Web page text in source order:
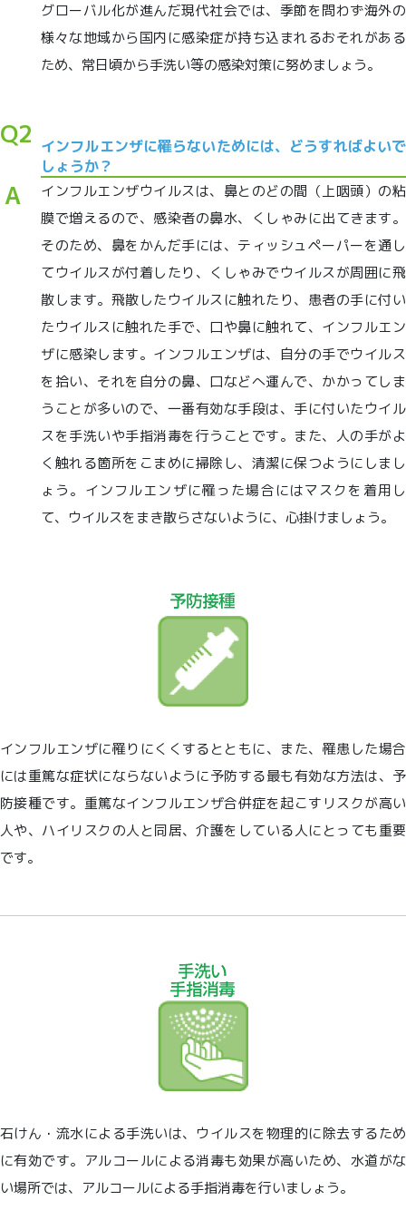
グローバル化が進んだ現代社会では、季節を問わず海外の
様々な地域から国内に感染症が持ち込まれるおそれがある
ため、常日頃から手洗い等の感染対策に努めましょう。
Q2 インフルエンザに罹らないためには、どうすればよいで
しょうか？
インフルエンザウイルスは、鼻とのどの間（上咽頭）の粘
膜で増えるので、感染者の鼻水、くしゃみに出てきます。
そのため、鼻をかんだ手には、ティッシュペーパーを通し
てウイルスが付着したり、くしゃみでウイルスが周囲に飛
散します。飛散したウイルスに触れたり、患者の手に付い
たウイルスに触れた手で、口や鼻に触れて、インフルエン
ザに感染します。インフルエンザは、自分の手でウイルス
を拾い、それを自分の鼻、口などへ運んで、かかってしま
うことが多いので、一番有効な手段は、手に付いたウイル
スを手洗いや手指消毒を行うことです。また、人の手がよ
く触れる箇所をこまめに掃除し、清潔に保つようにしまし
ょう。インフルエンザに罹った場合にはマスクを着用し
て、ウイルスをまき散らさないように、心掛けましょう。
インフルエンザに罹りにくくするとともに、また、罹患した場合
には重篤な症状にならないように予防する最も有効な方法は、予
防接種です。重篤なインフルエンザ合併症を起こすリスクが高い
人や、ハイリスクの人と同居、介護をしている人にとっても重要
です。
石けん・流水による手洗いは、ウイルスを物理的に除去するため
に有効です。アルコールによる消毒も効果が高いため、水道がな
い場所では、アルコールによる手指消毒を行いましょう。